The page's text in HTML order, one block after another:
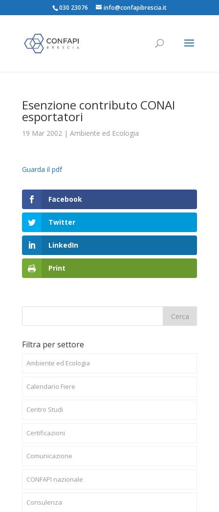
030 23076 info@confapibrescia.it
Esenzione contributo CONAI
esportatori
19 Mar 2002| Ambiente ed Ecologia
Guarda il pdf
Facebook
Twitter
LinkedIn
Print
Filtra per settore
Ambiente ed Ecologia
Calendario Fiere
Centro Studi
Certificazioni
Comunicazione
CONFAPI nazionale
Consulenza